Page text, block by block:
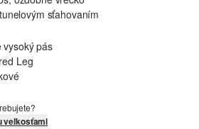
sťahovaním
vysoký pás
Leg
veľkosťami